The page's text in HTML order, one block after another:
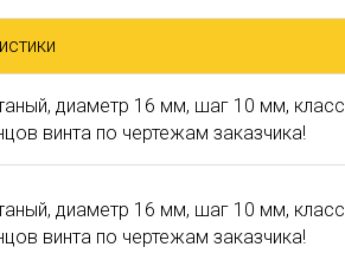
диаметр 16 мм, шаг 10 мм, класс
винта по чертежам заказчика!
диаметр 16 мм, шаг 10 мм, класс
винта по чертежам заказчика!